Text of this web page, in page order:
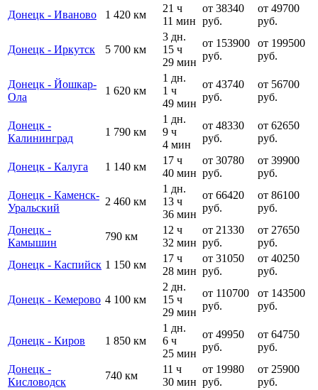
Донецк - Иваново 1 420 км
21 ч
11 мин
от 38340
руб.
от 49700
руб.
Донецк - Иркутск 5 700 км
3 дн.
15 ч
29 мин
от 153900
руб.
от 199500
руб.
Донецк - Йошкар-
Ола
1 620 км
1 дн.
1 ч
49 мин
от 43740
руб.
от 56700
руб.
Донецк -
Калининград
1 790 км
1 дн.
9 ч
4 мин
от 48330
руб.
от 62650
руб.
Донецк - Калуга 1 140 км
17 ч
40 мин
от 30780
руб.
от 39900
руб.
Донецк - Каменск-
Уральский
2 460 км
1 дн.
13 ч
36 мин
от 66420
руб.
от 86100
руб.
Донецк -
Камышин
790 км
12 ч
32 мин
от 21330
руб.
от 27650
руб.
Донецк - Каспийск 1 150 км
17 ч
28 мин
от 31050
руб.
от 40250
руб.
Донецк - Кемерово 4 100 км
2 дн.
15 ч
29 мин
от 110700
руб.
от 143500
руб.
Донецк - Киров 1 850 км
1 дн.
6 ч
25 мин
от 49950
руб.
от 64750
руб.
Донецк -
Кисловодск
740 км
11 ч
30 мин
от 19980
руб.
от 25900
руб.